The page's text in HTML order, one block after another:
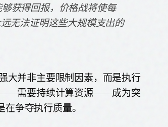
获得回报，价格战将使每
无法证明这些大规模支出的
大并非主要限制因素，而是执行
——需要持续计算资源——成为突
争夺执行质量。